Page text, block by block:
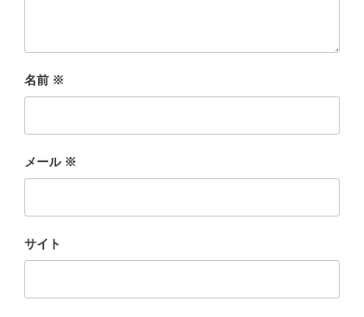
名前 ※
メール ※
サイト